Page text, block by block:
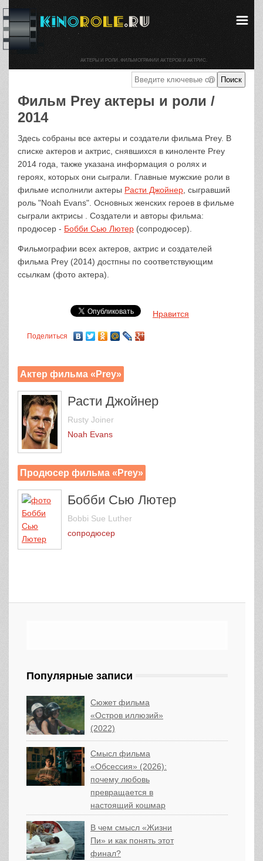
Фильм Prey актеры и роли /
2014
Здесь собраны все актеры и создатели фильма Prey. В
списке актеров и актрис, снявшихся в киноленте Prey
2014 года, также указана информация о ролях и
героях, которых они сыграли. Главные мужские роли в
фильме исполнили актеры Расти Джойнер , сыгравший
роль "Noah Evans". Основных женских героев в фильме
сыграли актрисы . Создатели и авторы фильма:
продюсер - Бобби Сью Лютер (сопродюсер).
Фильмографии всех актеров, актрис и создателей
фильма Prey (2014) достпны по соответствующим
ссылкам (фото актера).
Нравится
Поделиться
Актер фильма «Prey»
Расти Джойнер
Rusty Joiner
Noah Evans
Продюсер фильма «Prey»
Бобби Сью Лютер
Bobbi Sue Luther
сопродюсер
Популярные записи
Сюжет фильма
«Остров иллюзий»
(2022)
Смысл фильма
«Обсессия» (2026):
почему любовь
превращается в
настоящий кошмар
В чем смысл «Жизни
Пи» и как понять этот
финал?
АКТЕРЫ И РОЛИ. ФИЛЬМОГРАФИИ АКТЕРОВ И АКТРИС.